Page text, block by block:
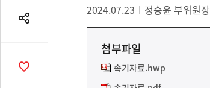
경
로
역공
기
공
2024.07.23 정승윤 부위원장
첨부파일
속기자료.hwp